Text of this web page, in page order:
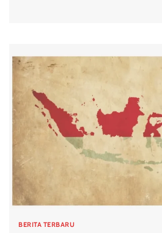
BERITA TERBARU